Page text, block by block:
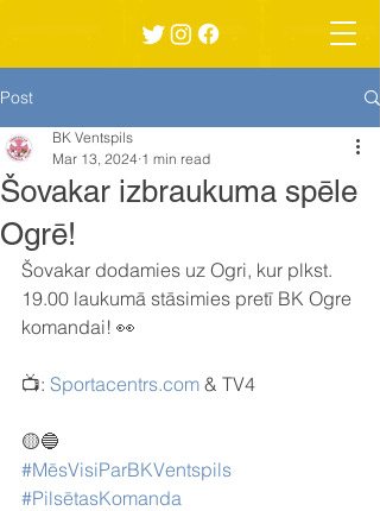
Post
Šovakar izbraukuma spēle
Ogrē!
BK Ventspils
Mar 13, 2024 1 min read
Šovakar dodamies uz Ogri, kur plkst.
19.00 laukumā stāsimies pretī BK Ogre
komandai! 👀
📺: Sportacentrs.com & TV4
🟡🔵
#MēsVisiParBKVentspils
#PilsētasKomanda